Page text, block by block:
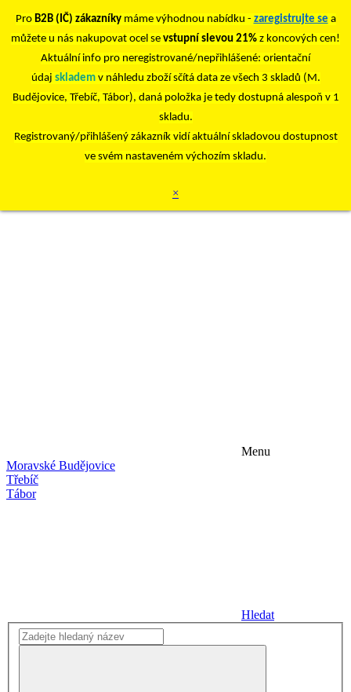
Pro B2B (IČ) zákazníkymáme výhodnou nabídku - zaregistrujte se a
můžete u nás nakupovat ocel se vstupní slevou 21% z koncových cen!
Aktuální info pro neregistrované/nepřihlášené: orientační
údaj skladem v náhledu zboží sčítá data ze všech 3 skladů (M.
Budějovice, Třebíč, Tábor), daná položka je tedy dostupná alespoň v 1
skladu.
Registrovaný/přihlášený zákazník vidí aktuální skladovou dostupnost
ve svém nastaveném výchozím skladu.
×
Menu
Moravské Budějovice
Třebíč
Tábor
Hledat